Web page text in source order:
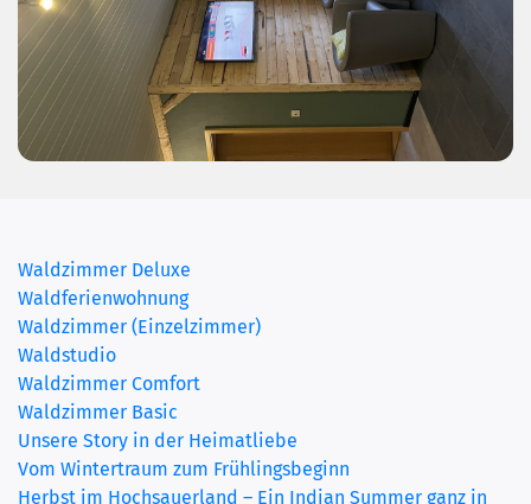
Waldzimmer Deluxe
Waldferienwohnung
Waldzimmer (Einzelzimmer)
Waldstudio(current)
Waldzimmer Comfort
Waldzimmer Basic
Unsere Story in der Heimatliebe
Vom Wintertraum zum Frühlingsbeginn
Herbst im Hochsauerland – Ein Indian Summer ganz in